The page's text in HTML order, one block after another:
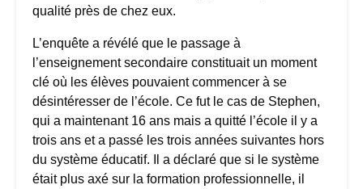
qualité près de chez eux.
L’enquête a révélé que le passage à
l’enseignement secondaire constituait un moment
clé où les élèves pouvaient commencer à se
désintéresser de l’école. Ce fut le cas de Stephen,
qui a maintenant 16 ans mais a quitté l’école il y a
trois ans et a passé les trois années suivantes hors
du système éducatif. Il a déclaré que si le système
était plus axé sur la formation professionnelle, il